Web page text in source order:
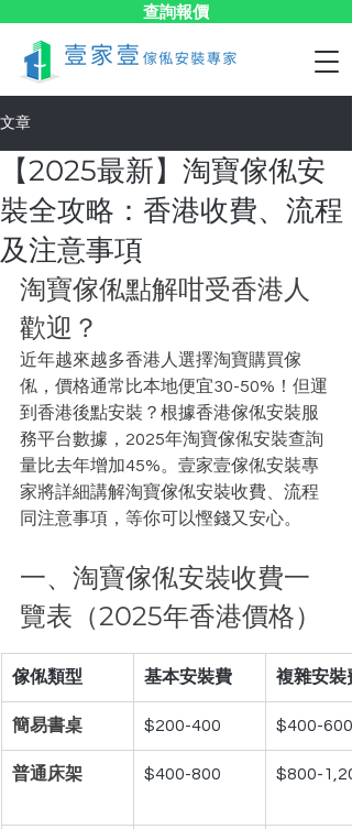
查詢報價
文章
【2025最新】淘寶傢俬安
裝全攻略：香港收費、流程
及注意事項
淘寶傢俬點解咁受香港人
歡迎？
近年越來越多香港人選擇淘寶購買傢
俬，價格通常比本地便宜30-50%！但運
到香港後點安裝？根據香港傢俬安裝服
務平台數據，2025年淘寶傢俬安裝查詢
量比去年增加45%。壹家壹傢俬安裝專
家將詳細講解淘寶傢俬安裝收費、流程
同注意事項，等你可以慳錢又安心。
一、淘寶傢俬安裝收費一
覽表（2025年香港價格）
傢俬類型 基本安裝費 複雜安裝
簡易書桌 $200-400 $400-600
普通床架 $400-800 $800-